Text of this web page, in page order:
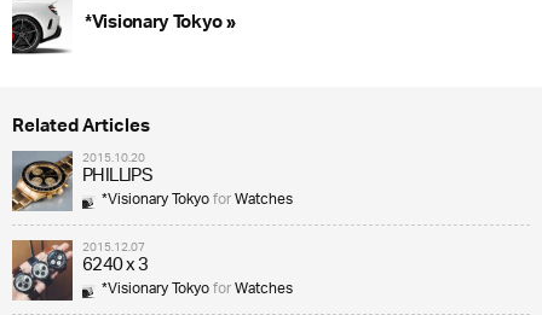
*Visionary Tokyo »
Related Articles
2015.10.20
PHILLIPS
*Visionary TokyoforWatches
2015.12.07
6240 x 3
*Visionary TokyoforWatches